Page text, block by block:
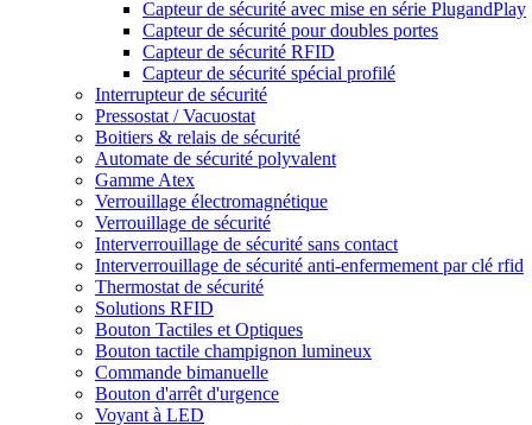
Capteur de sécurité avec mise en série PlugandPlay
Capteur de sécurité pour doubles portes
Capteur de sécurité RFID
Capteur de sécurité spécial profilé
Interrupteur de sécurité
Pressostat / Vacuostat
Boitiers & relais de sécurité
Automate de sécurité polyvalent
Gamme Atex
Verrouillage électromagnétique
Verrouillage de sécurité
Interverrouillage de sécurité sans contact
Interverrouillage de sécurité anti-enfermement par clé rfid
Thermostat de sécurité
Solutions RFID
Bouton Tactiles et Optiques
Bouton tactile champignon lumineux
Commande bimanuelle
Bouton d'arrêt d'urgence
Voyant à LED